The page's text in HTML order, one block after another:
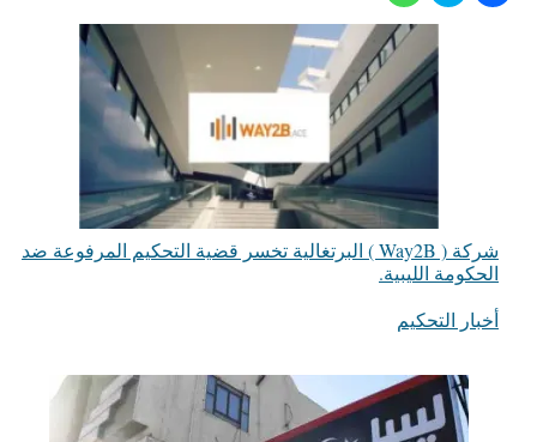
شركة ( Way2B ) البرتغالية تخسر قضية التحكيم المرفوعة ضد
الحكومة الليبية.
في ما يتعلق بما يأتي
أخبار التحكيم